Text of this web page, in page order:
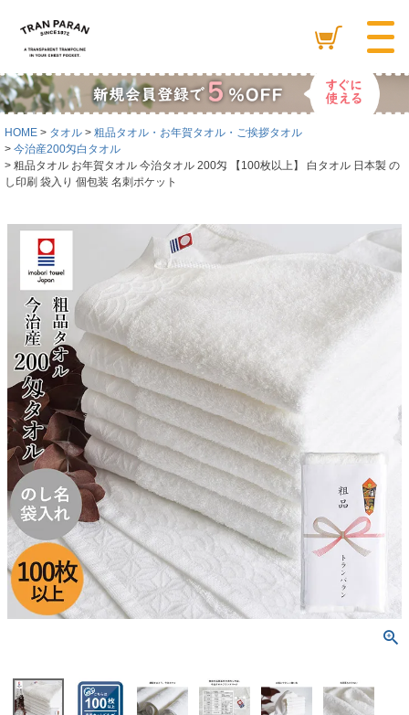
HOME タオル
粗品タオル・お年賀タオル・ご挨拶タオル
今治産200匁白タオル
粗品タオル お年賀タオル 今治タオル 200匁 【100枚以上】 白タオル 日本製 の
し印刷 袋入り 個包装 名刺ポケット